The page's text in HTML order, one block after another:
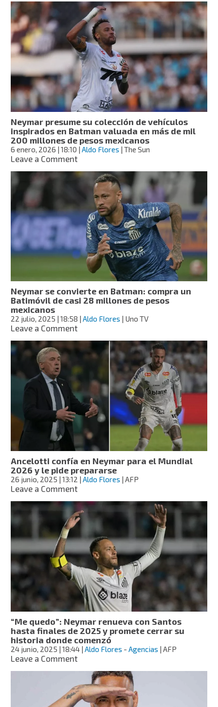
de
España
absuelve
a
Neymar
Jr.
en
caso
de
corrupción
y
estafa
en
su
traspaso
al
Neymar presume su colección de vehículos
inspirados en Batman valuada en más de mil
200 millones de pesos mexicanos
6 enero, 2026 | 18:10 |Aldo Flores | The Sun
Leave a Commenton
presume
colección
de
vehículos
inspirados
en
Batman
valuada
en
más
de
mil
200
millones
de
mexicanos
Neymar se convierte en Batman: compra un
Batimóvil de casi 28 millones de pesos
mexicanos
22 julio, 2025 | 18:58 |Aldo Flores | Uno TV
Leave a Commenton
se
convierte
en
Batman:
compra
un
Batimóvil
de
28
millones
de
pesos
mexicanos
Ancelotti confía en Neymar para el Mundial
2026 y le pide prepararse
26 junio, 2025 | 13:12 |Aldo Flores | AFP
Leave a Commenton
confía
en
para
Mundial
2026
y
le
pide
prepararse
“Me quedo”: Neymar renueva con Santos
hasta finales de 2025 y promete cerrar su
historia donde comenzó
24 junio, 2025 | 18:44 |Aldo Flores -Agencias | AFP
Leave a Commenton
quedo”:
Neymar
renueva